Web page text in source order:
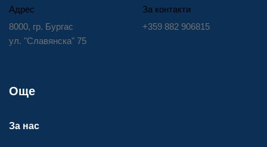
Адрес
8000, гр. Бургас
ул. "Славянска" 75
За контакти
+359 882 906815
Още
За нас